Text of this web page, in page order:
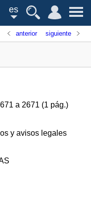
es
anterior siguiente
a 2671 (1 pág.)
y avisos legales